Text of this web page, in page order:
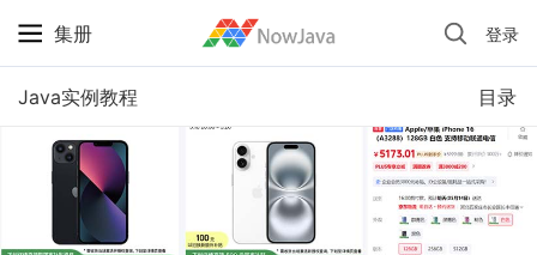
集册 登录
目录
Java实例教程
iPhone 京东自营 + 国补 / 历史最低价